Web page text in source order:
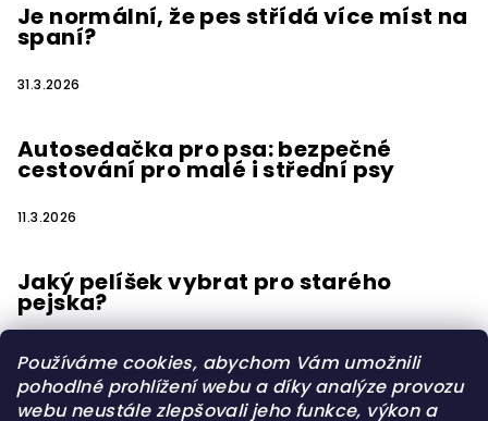
Používáme cookies, abychom Vám umožnili
pohodlné prohlížení webu a díky analýze provozu
webu neustále zlepšovali jeho funkce, výkon a
Je normální, že pes střídá více míst na
spaní?
31.3.2026
Autosedačka pro psa: bezpečné
cestování pro malé i střední psy
11.3.2026
Jaký pelíšek vybrat pro starého
pejska?
15.2.2026